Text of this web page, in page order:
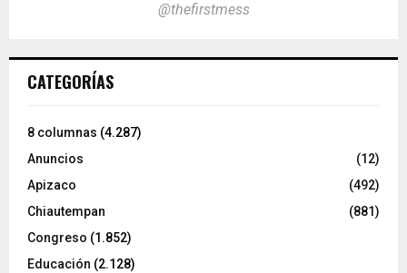
@thefirstmess
CATEGORÍAS
8 columnas (4.287)
Anuncios
(12)
Apizaco
(492)
Chiautempan
(881)
Congreso (1.852)
Educación (2.128)